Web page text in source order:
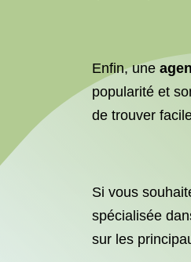
Enfin, une
popularité et
de trouver
Si vous
spécialisée
sur les